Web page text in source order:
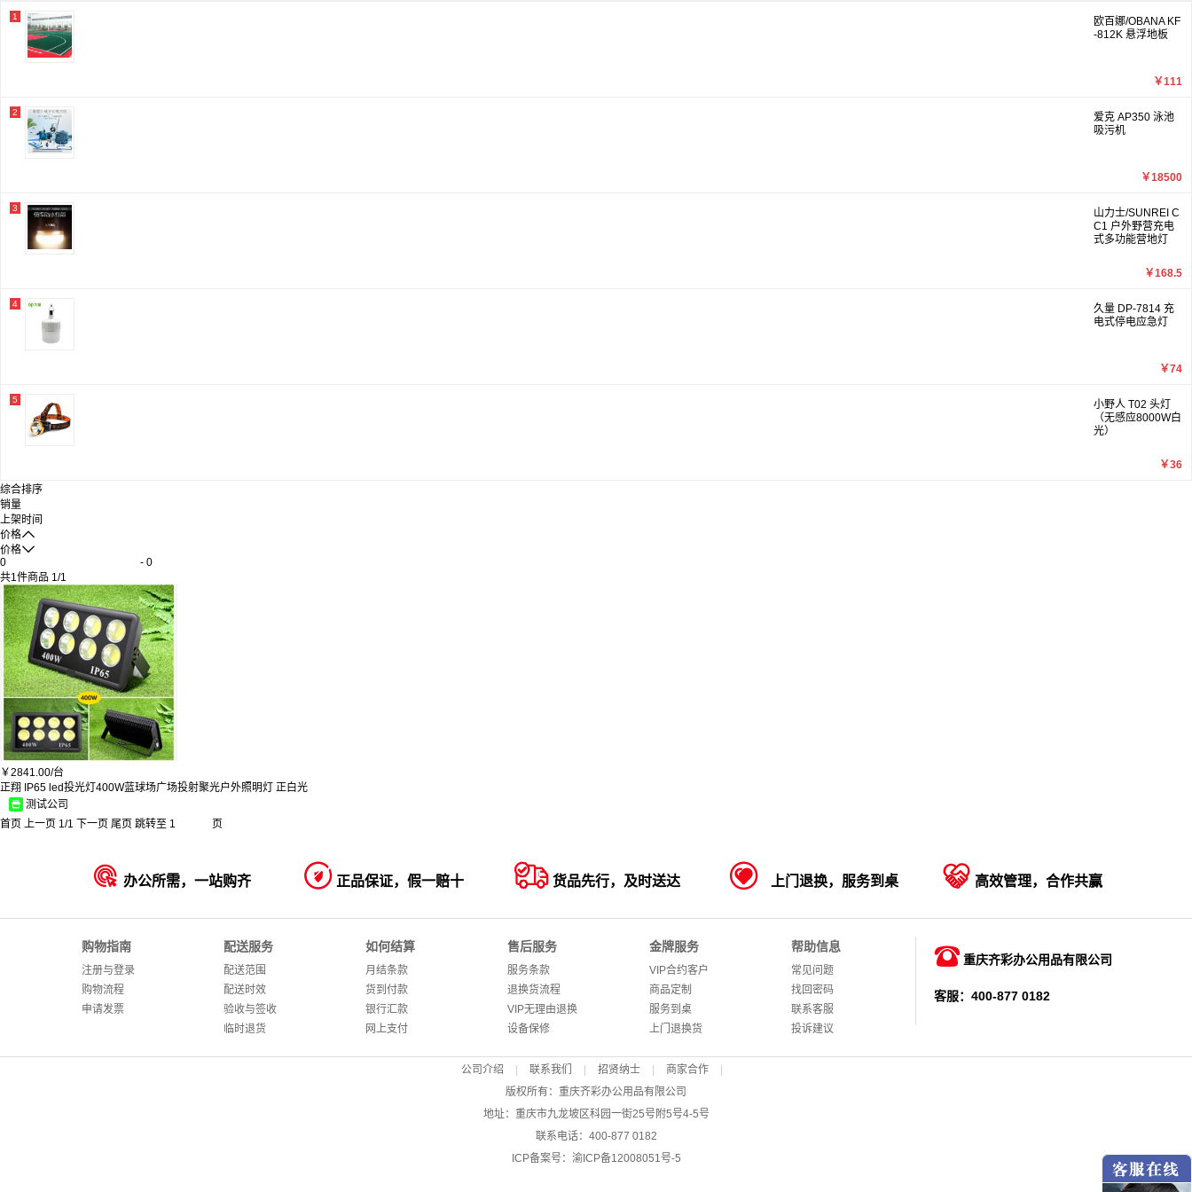
1
欧百娜/OBANA KF
-812K 悬浮地板
￥111
2
爱克 AP350 泳池
吸污机
￥18500
3
山力士/SUNREI C
C1 户外野营充电
式多功能营地灯
￥168.5
4
久量 DP-7814 充
电式停电应急灯
￥74
5
小野人 T02 头灯
（无感应8000W白
光）
￥36
综合排序
销量
上架时间
价格
价格
-
共1件商品 1/1
￥2841.00/台
正翔 IP65 led投光灯400W蓝球场广场投射聚光户外照明灯 正白光
测试公司
首页 上一页 1/1 下一页 尾页 跳转至 页
 办公所需，一站购齐  正品保证，假一赔十 货品先行，及时送达  上门退换，服务到桌  高效管理，合作共赢
购物指南
注册与登录
购物流程
申请发票
配送服务
配送范围
配送时效
验收与签收
临时退货
如何结算
月结条款
货到付款
银行汇款
网上支付
售后服务
服务条款
退换货流程
VIP无理由退换
设备保修
金牌服务
VIP合约客户
商品定制
服务到桌
上门退换货
帮助信息
常见问题
找回密码
联系客服
投诉建议
重庆齐彩办公用品有限公司
客服：400-877 0182
公司介绍 联系我们 招贤纳士 商家合作
版权所有：重庆齐彩办公用品有限公司
地址：重庆市九龙坡区科园一街25号附5号4-5号
联系电话：400-877 0182
ICP备案号： 渝ICP备12008051号-5